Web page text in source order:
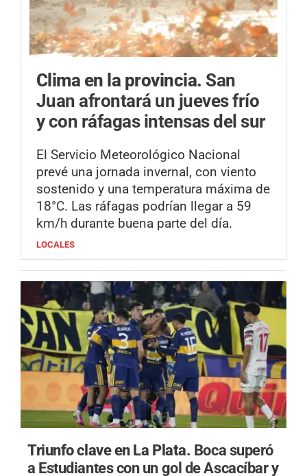
Clima en la provincia. San
Juan afrontará un jueves frío
y con ráfagas intensas del sur
El Servicio Meteorológico Nacional
prevé una jornada invernal, con viento
sostenido y una temperatura máxima de
18°C. Las ráfagas podrían llegar a 59
km/h durante buena parte del día.
LOCALES
Triunfo clave en La Plata. Boca superó
a Estudiantes con un gol de Ascacíbar y